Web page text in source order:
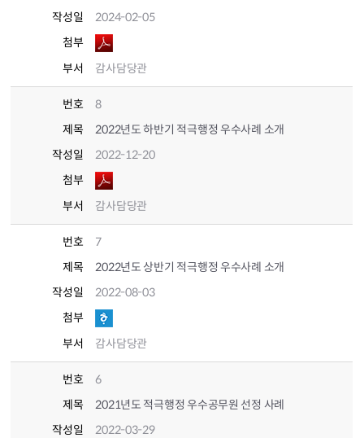
작성일
2024-02-05
첨부
부서
감사담당관
번호
8
제목
2022년도 하반기 적극행정 우수사례 소개
작성일
2022-12-20
첨부
부서
감사담당관
번호
7
제목
2022년도 상반기 적극행정 우수사례 소개
작성일
2022-08-03
첨부
부서
감사담당관
번호
6
제목
2021년도 적극행정 우수공무원 선정 사례
작성일
2022-03-29